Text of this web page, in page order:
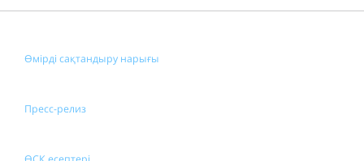
Өмірді сақтандыру нарығы
Пресс-релиз